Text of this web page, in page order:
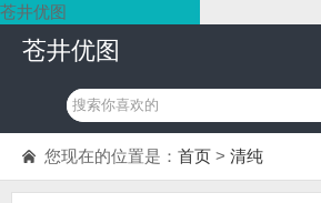
苍井优图
苍井优图
您现在的位置是： 首页 > 清纯